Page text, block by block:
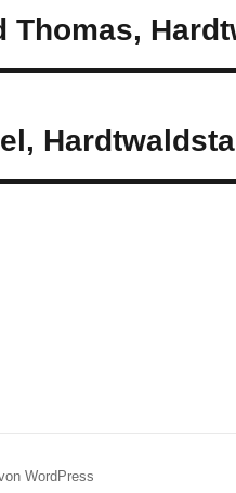
Thomas,
WordPress